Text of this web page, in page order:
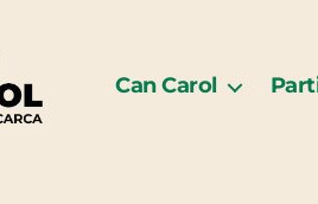
Can Carol